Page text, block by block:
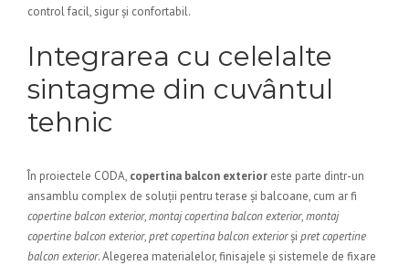
control facil, sigur și confortabil.
Integrarea cu celelalte
sintagme din cuvântul
tehnic
În proiectele CODA, copertina balcon exterior este parte dintr-un
ansamblu complex de soluții pentru terase și balcoane, cum ar fi
copertine balcon exterior,montaj copertina balcon exterior,montaj
copertine balcon exterior,pret copertina balcon exteriorși pret copertine
balcon exterior. Alegerea materialelor, finisajele și sistemele de fixare